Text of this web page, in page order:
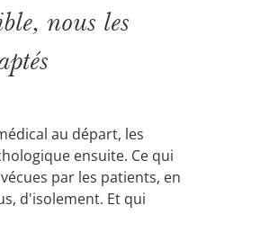
nous les
au départ, les
ensuite. Ce qui
par les patients, en
d'isolement. Et qui